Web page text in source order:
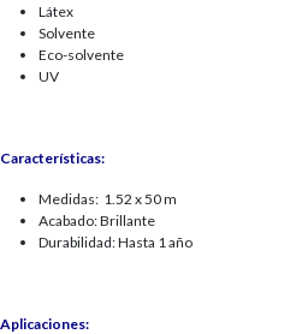
Látex
Solvente
Eco-solvente
UV
Características:
Medidas: 1.52 x 50 m
Acabado: Brillante
Durabilidad: Hasta 1 año
Aplicaciones: